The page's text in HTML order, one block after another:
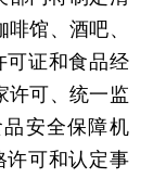
馆、酒吧、
可证和食品经
许可、统一监
安全保障机
许可和认定事